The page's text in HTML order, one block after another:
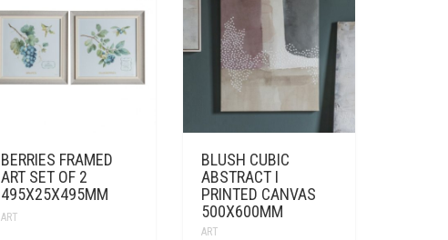
BERRIES FRAMED
ART SET OF 2
495X25X495MM
ART
BLUSH CUBIC
ABSTRACT I
PRINTED CANVAS
500X600MM
ART